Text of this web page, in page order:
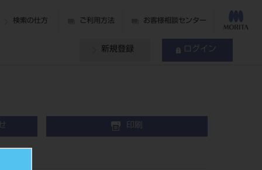
検索の仕方 ご利用方法 お客様相談センター
新規登録 ログイン
印刷